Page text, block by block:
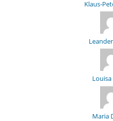
Klaus-
Maria